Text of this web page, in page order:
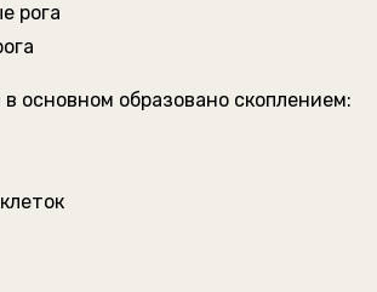
рога
основном образовано скоплением: